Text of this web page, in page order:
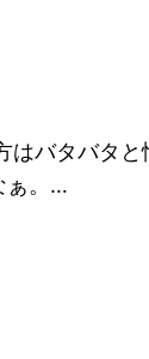
バタバタと
ぁ。…